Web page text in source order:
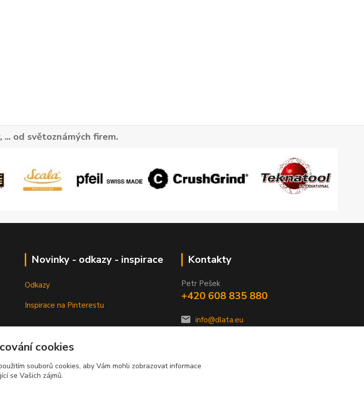
od světoznámých firem.
Novinky - odkazy - inspirace
Odkazy
Inspirace na Pinterestu
Kontakty
Petr Pešek
+420 608 835 880
info@dlata.eu
cookies
souborů cookies, aby Vám mohli zobrazovat informace
se Vašich zájmů.